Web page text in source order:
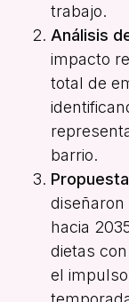
trabajo.
Análisis
impacto
total de
barrio.
diseñaron
hacia
dietas
el